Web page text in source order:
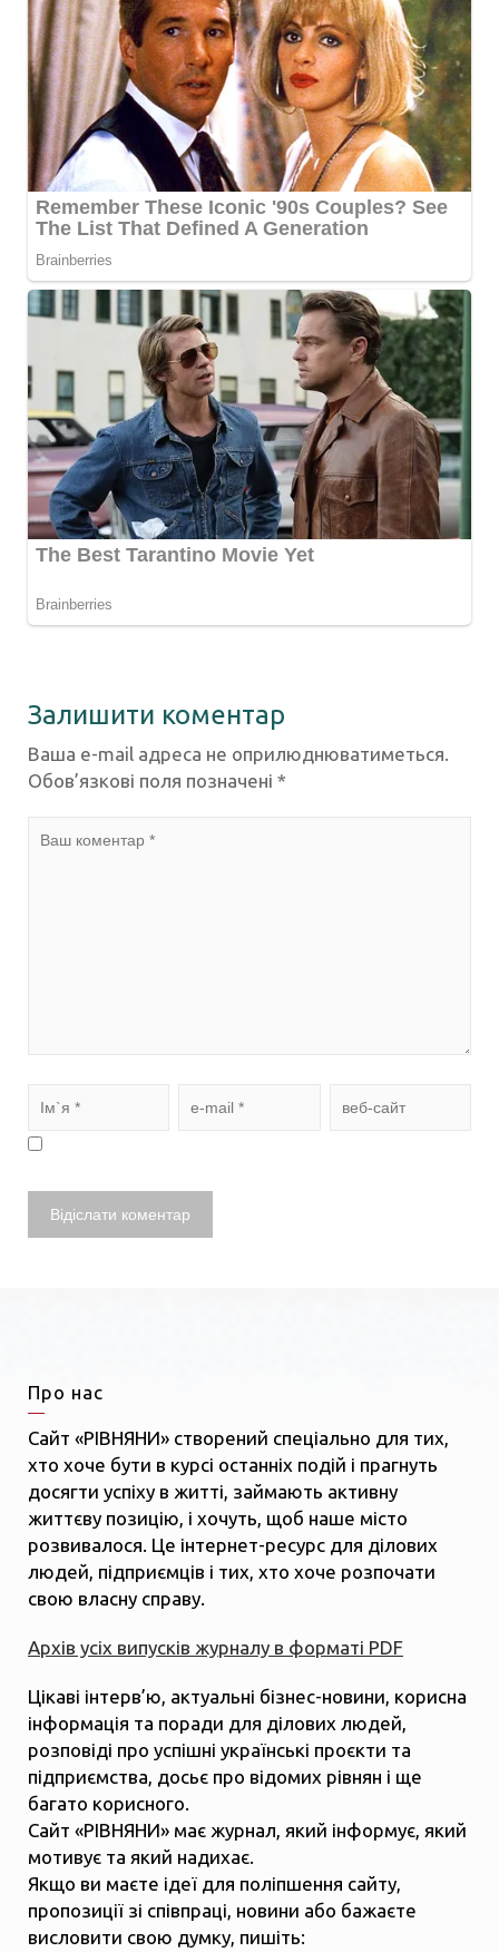
Залишити коментар
Ваша e-mail адреса не оприлюднюватиметься.
Обов’язкові поля позначені *
Про нас
Сайт «РІВНЯНИ» створений спеціально для тих,
хто хоче бути в курсі останніх подій і прагнуть
досягти успіху в житті, займають активну
життєву позицію, і хочуть, щоб наше місто
розвивалося. Це інтернет-ресурс для ділових
людей, підприємців і тих, хто хоче розпочати
свою власну справу.
Архів усіх випусків журналу в форматі PDF
Цікаві інтерв’ю, актуальні бізнес-новини, корисна
інформація та поради для ділових людей,
розповіді про успішні українські проєкти та
підприємства, досьє про відомих рівнян і ще
багато корисного.
Сайт «РІВНЯНИ» має журнал, який інформує, який
мотивує та який надихає.
Якщо ви маєте ідеї для поліпшення сайту,
пропозиції зі співпраці, новини або бажаєте
висловити свою думку, пишіть: